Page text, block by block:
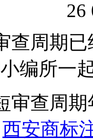
26
查周期
编所一
审查周
西安商标